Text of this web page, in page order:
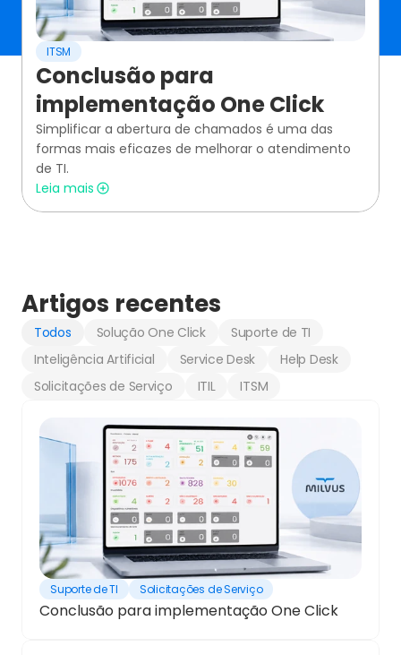
Leia mais
Simplificar a abertura de chamados é uma das
formas mais eficazes de melhorar o atendimento
de TI.
Conclusão para
implementação One Click
ITSM
Artigos recentes
Todos Solução One Click
Suporte de TI
Inteligência Artificial
Service Desk
Help Desk
Solicitações de Serviço
ITIL ITSM
Suporte de TI Solicitações de Serviço
Conclusão para implementação One Click